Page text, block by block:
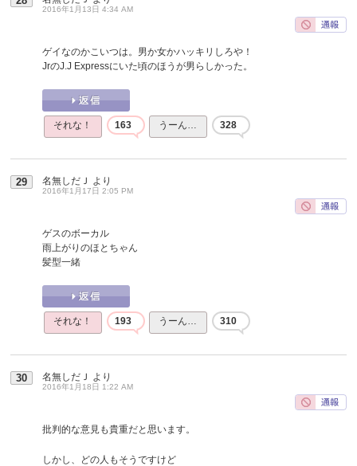
2016年1月13日 4:34 AM
ゲイなのかこいつは。男か女かハッキリしろや！
JrのJ.J Expressにいた頃のほうが男らしかった。
それな！ 163 うーん… 328
29 名無しだＪ より
2016年1月17日 2:05 PM
ゲスのボーカル
雨上がりのほとちゃん
髪型一緒
それな！ 193 うーん… 310
30 名無しだＪ より
2016年1月18日 1:22 AM
批判的な意見も貴重だと思います。
しかし、どの人もそうですけど